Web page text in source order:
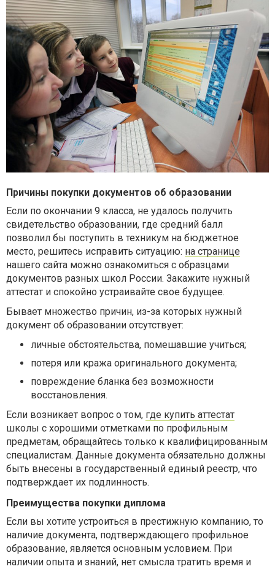
Причины покупки документов об образовании
Если по окончании 9 класса, не удалось получить
свидетельство образовании, где средний балл
позволил бы поступить в техникум на бюджетное
место, решитесь исправить ситуацию: на странице
нашего сайта можно ознакомиться с образцами
документов разных школ России. Закажите нужный
аттестат и спокойно устраивайте свое будущее.
Бывает множество причин, из-за которых нужный
документ об образовании отсутствует:
личные обстоятельства, помешавшие учиться;
потеря или кража оригинального документа;
повреждение бланка без возможности
восстановления.
Если возникает вопрос о том, где купить аттестат
школы с хорошими отметками по профильным
предметам, обращайтесь только к квалифицированным
специалистам. Данные документа обязательно должны
быть внесены в государственный единый реестр, что
подтверждает их подлинность.
Преимущества покупки диплома
Если вы хотите устроиться в престижную компанию, то
наличие документа, подтверждающего профильное
образование, является основным условием. При
наличии опыта и знаний, нет смысла тратить время и